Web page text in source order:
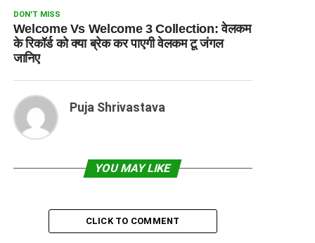
DON'T MISS
Welcome Vs Welcome 3 Collection: वेलकम
के रिकॉर्ड को क्या ब्रेक कर पाएगी वेलकम टू जंगल
जानिए
Puja Shrivastava
YOU MAY LIKE
CLICK TO COMMENT